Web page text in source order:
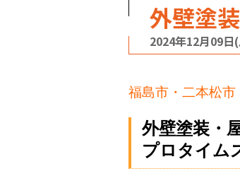
外壁塗
2024年12月09日
福島市・二本松市
外壁塗装・
プロタイム